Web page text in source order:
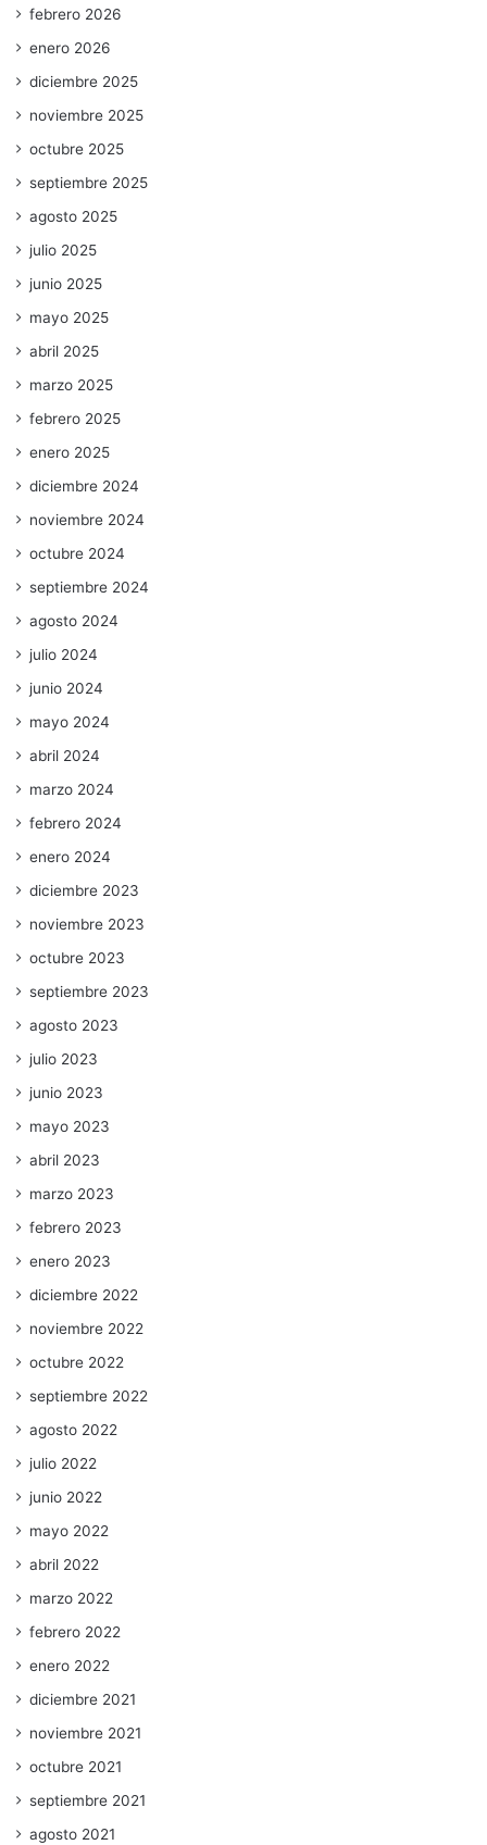
febrero 2026
enero 2026
diciembre 2025
noviembre 2025
octubre 2025
septiembre 2025
agosto 2025
julio 2025
junio 2025
mayo 2025
abril 2025
marzo 2025
febrero 2025
enero 2025
diciembre 2024
noviembre 2024
octubre 2024
septiembre 2024
agosto 2024
julio 2024
junio 2024
mayo 2024
abril 2024
marzo 2024
febrero 2024
enero 2024
diciembre 2023
noviembre 2023
octubre 2023
septiembre 2023
agosto 2023
julio 2023
junio 2023
mayo 2023
abril 2023
marzo 2023
febrero 2023
enero 2023
diciembre 2022
noviembre 2022
octubre 2022
septiembre 2022
agosto 2022
julio 2022
junio 2022
mayo 2022
abril 2022
marzo 2022
febrero 2022
enero 2022
diciembre 2021
noviembre 2021
octubre 2021
septiembre 2021
agosto 2021